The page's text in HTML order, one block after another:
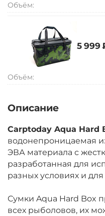
Объём:
‍5 999‍
Объём:
Описание
Carptoday Aqua Hard
водонепроницаемая
ЭВА материала с
разработанная для
разных условиях и
Сумки Aqua Hard Box
всех рыболовов, их